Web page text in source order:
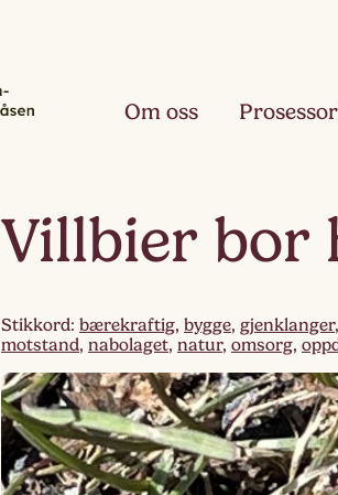
Om oss
Villbier bor
Stikkord: bærekraftig, bygge, gjenklanger,
motstand, nabolaget, natur, omsorg,